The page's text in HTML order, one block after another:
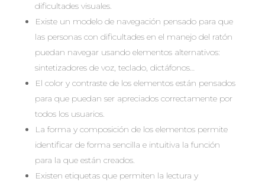
dificultades visuales.
Existe un modelo de navegación pensado para que
las personas con dificultades en el manejo del ratón
puedan navegar usando elementos alternativos:
sintetizadores de voz, teclado, dictáfonos…
El color y contraste de los elementos están pensados
para que puedan ser apreciados correctamente por
todos los usuarios.
La forma y composición de los elementos permite
identificar de forma sencilla e intuitiva la función
para la que están creados.
Existen etiquetas que permiten la lectura y